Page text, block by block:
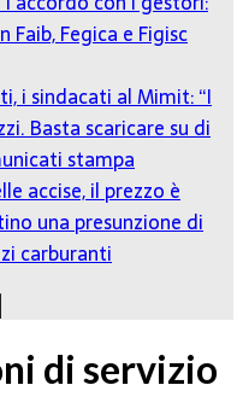
Fegica e Figisc
i sindacati al Mimit: “I
Basta scaricare su di
stampa
accise, il prezzo è
una presunzione di
carburanti
di servizio